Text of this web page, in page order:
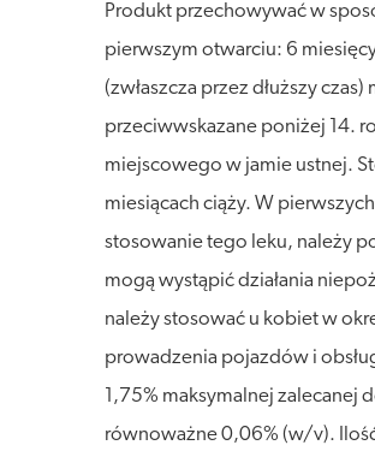
Produkt przechowywać w
pierwszym otwarciu: 6
(zwłaszcza przez dłuższy
przeciwwskazane poniżej 14.
miejscowego w jamie ustnej.
miesiącach ciąży. W
stosowanie tego leku, należy
mogą wystąpić działania
należy stosować u kobiet w
prowadzenia pojazdów i
1,75% maksymalnej
równoważne 0,06% (w/v).